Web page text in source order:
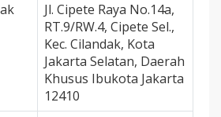
Jl. Cipete Raya No.14a,
RT.9/RW.4, Cipete Sel.,
Kec. Cilandak, Kota
Jakarta Selatan, Daerah
Khusus Ibukota Jakarta
12410